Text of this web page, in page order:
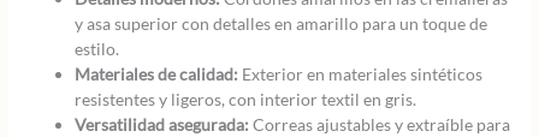
y asa superior con detalles en amarillo para un toque de
estilo.
Materiales de calidad: Exterior en materiales sintéticos
resistentes y ligeros, con interior textil en gris.
Versatilidad asegurada: Correas ajustables y extraíble para